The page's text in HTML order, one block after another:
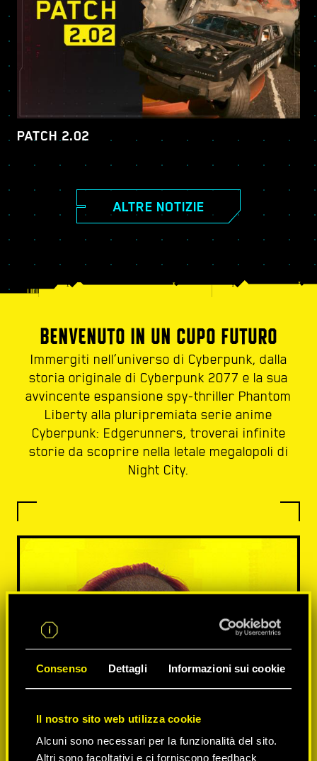
Consenso Dettagli Informazioni sui cookie
Il nostro sito web utilizza cookie
Alcuni sono necessari per la funzionalità del sito.
Altri sono facoltativi e ci forniscono feedback
PATCH 2.02
ALTRE NOTIZIE
BENVENUTO IN UN CUPO FUTURO
Immergiti nell’universo di Cyberpunk, dalla
storia originale di Cyberpunk 2077 e la sua
avvincente espansione spy-thriller Phantom
Liberty alla pluripremiata serie anime
Cyberpunk: Edgerunners, troverai infinite
storie da scoprire nella letale megalopoli di
Night City.